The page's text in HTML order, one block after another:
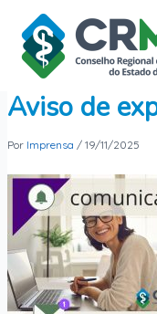
para
conteúdo
Aviso de
Por Imprensa / 19/11/2025